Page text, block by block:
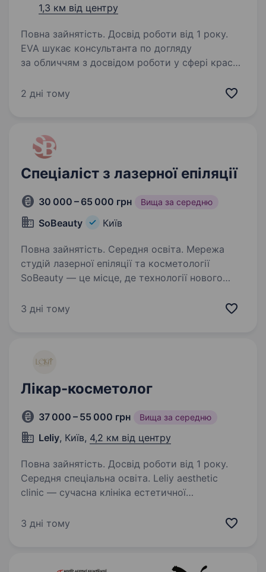
1,3 км від центру
Повна зайнятість. Досвід роботи від 1 року.
EVA шукає консультанта по догляду
за обличчям з досвідом роботи у сфері краси!
Чекаємо в команді EVAfamily! Вимоги: Досвід
2 дні тому
Спеціаліст з лазерної епіляції
30 000 – 65 000 грн Вища за середню
SoBeauty Київ
Повна зайнятість. Середня освіта. Мережа
студій лазерної епіляції та косметології
SoBeauty — це місце, де технології нового
та комфорт кожного клієнта. Ми маємо
3 дні тому
Лікар-косметолог
37 000 – 55 000 грн Вища за середню
Leliy, Київ, 4,2 км від центру
Повна зайнятість. Досвід роботи від 1 року.
Середня спеціальна освіта. Leliy aesthetic
clinic — сучасна клініка естетичної
Ми спеціалізуємося на високоефективній
3 дні тому